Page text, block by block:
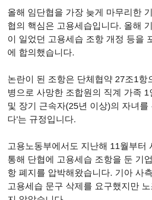
올해 임단협을 가장 늦게 마무리한
협의 핵심은 고용세습입니다. 올해
이 일었던 고용세습 조항 개정 등을
에 합의했습니다.
논란이 된 조항은 단체협약 27조1항
병으로 사망한 조합원의 직계 가족
및 장기 근속자(25년 이상)의 자녀를
다'는 규정입니다.
고용노동부에서도 지난해 11월부터
통해 단협에 고용세습 조항을 둔 기
항 폐지를 압박해왔습니다. 기아 사
고용세습 문구 삭제를 요구했지만 노